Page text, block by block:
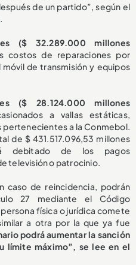
de un partido”, según el
($ 32.289.000 millones
costos de reparaciones por
de transmisión y equipos
($ 28.124.000 millones
a vallas estáticas,
a la Conmebol.
de $ 431.517.096,53 millones
debitado de los pagos
televisión o patrocinio.
caso de reincidencia, podrán
27 mediante el Código
física o jurídica comete
a otra por la que ya fue
podrá aumentar la sanción
límite máximo”, se lee en el